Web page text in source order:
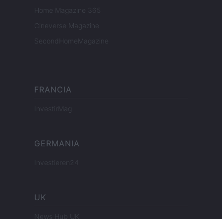
Home Magazine 365
Cineverse Magazine
SecondHomeMagazine
FRANCIA
InvestirMag
GERMANIA
Investieren24
UK
News Hub UK